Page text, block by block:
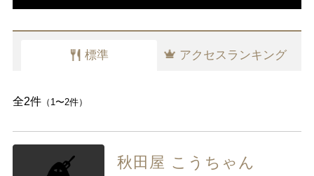
千葉県 東京都 神奈川県
愛知県
三重県 滋賀県 京都 大阪府
標準 アクセスランキング
全2件（1〜2件）
秋田屋 こうちゃん